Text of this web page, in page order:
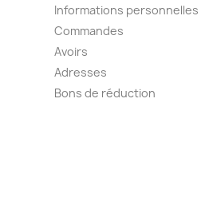
Informations personnelles
Commandes
Avoirs
Adresses
Bons de réduction